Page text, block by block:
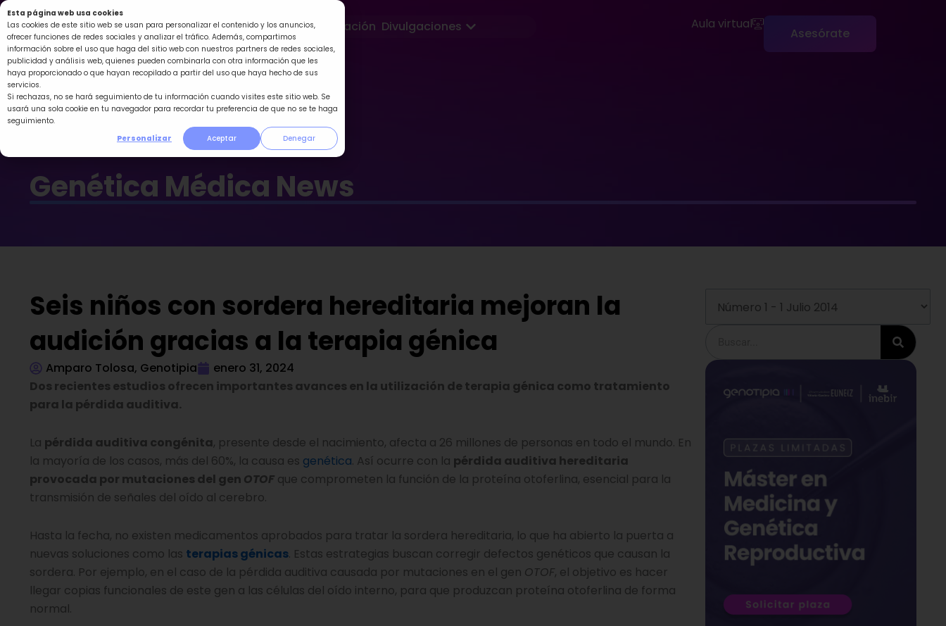
Esta página web usa cookies
Las cookies de este sitio web se usan para personalizar el contenido y los anuncios,
ofrecer funciones de redes sociales y analizar el tráfico. Además, compartimos
información sobre el uso que haga del sitio web con nuestros partners de redes sociales,
publicidad y análisis web, quienes pueden combinarla con otra información que les
haya proporcionado o que hayan recopilado a partir del uso que haya hecho de sus
servicios.
Si rechazas, no se hará seguimiento de tu información cuando visites este sitio web. Se
usará una sola cookie en tu navegador para recordar tu preferencia de que no se te haga
seguimiento.
Personalizar
Aceptar Denegar
Ir
al
contenido
Formación Divulgaciones Abrir Divulgaciones Aula virtual
Asesórate
Genética Médica News
Seis niños con sordera hereditaria mejoran la
audición gracias a la terapia génica
Amparo Tolosa, Genotipia
enero 31, 2024
Dos recientes estudios ofrecen importantes avances en la utilización de terapia génica como tratamiento
para la pérdida auditiva.
La pérdida auditiva congénita, presente desde el nacimiento, afecta a 26 millones de personas en todo el mundo. En
la mayoría de los casos, más del 60%, la causa es genética. Así ocurre con la pérdida auditiva hereditaria
provocada por mutaciones del gen OTOF que comprometen la función de la proteína otoferlina, esencial para la
transmisión de señales del oído al cerebro.
Hasta la fecha, no existen medicamentos aprobados para tratar la sordera hereditaria, lo que ha abierto la puerta a
nuevas soluciones como las terapias génicas. Estas estrategias buscan corregir defectos genéticos que causan la
sordera. Por ejemplo, en el caso de la pérdida auditiva causada por mutaciones en el gen OTOF, el objetivo es hacer
llegar copias funcionales de este gen a las células del oído interno, para que produzcan proteína otoferlina de forma
normal.